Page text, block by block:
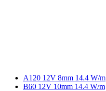
A120 12V 8mm 14.4 W/m
B60 12V 10mm 14.4 W/m